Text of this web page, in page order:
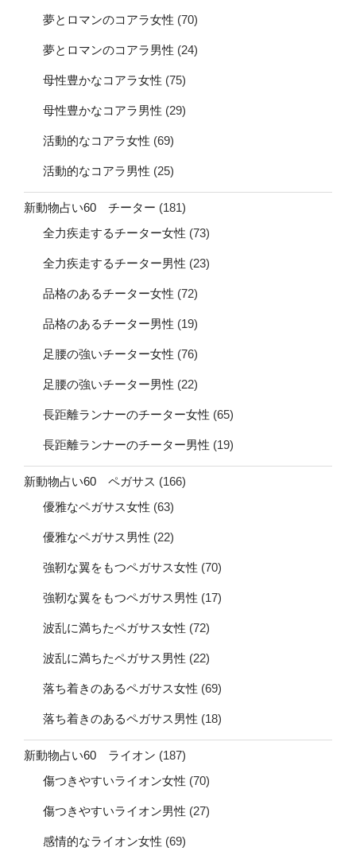
夢とロマンのコアラ女性 (70)
夢とロマンのコアラ男性 (24)
母性豊かなコアラ女性 (75)
母性豊かなコアラ男性 (29)
活動的なコアラ女性 (69)
活動的なコアラ男性 (25)
新動物占い60 チーター (181)
全力疾走するチーター女性 (73)
全力疾走するチーター男性 (23)
品格のあるチーター女性 (72)
品格のあるチーター男性 (19)
足腰の強いチーター女性 (76)
足腰の強いチーター男性 (22)
長距離ランナーのチーター女性 (65)
長距離ランナーのチーター男性 (19)
新動物占い60 ペガサス (166)
優雅なペガサス女性 (63)
優雅なペガサス男性 (22)
強靭な翼をもつペガサス女性 (70)
強靭な翼をもつペガサス男性 (17)
波乱に満ちたペガサス女性 (72)
波乱に満ちたペガサス男性 (22)
落ち着きのあるペガサス女性 (69)
落ち着きのあるペガサス男性 (18)
新動物占い60 ライオン (187)
傷つきやすいライオン女性 (70)
傷つきやすいライオン男性 (27)
感情的なライオン女性 (69)